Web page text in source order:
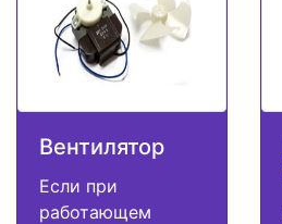
Вентилятор
Если при
работающем